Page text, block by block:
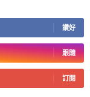
讚好
跟隨
訂閱